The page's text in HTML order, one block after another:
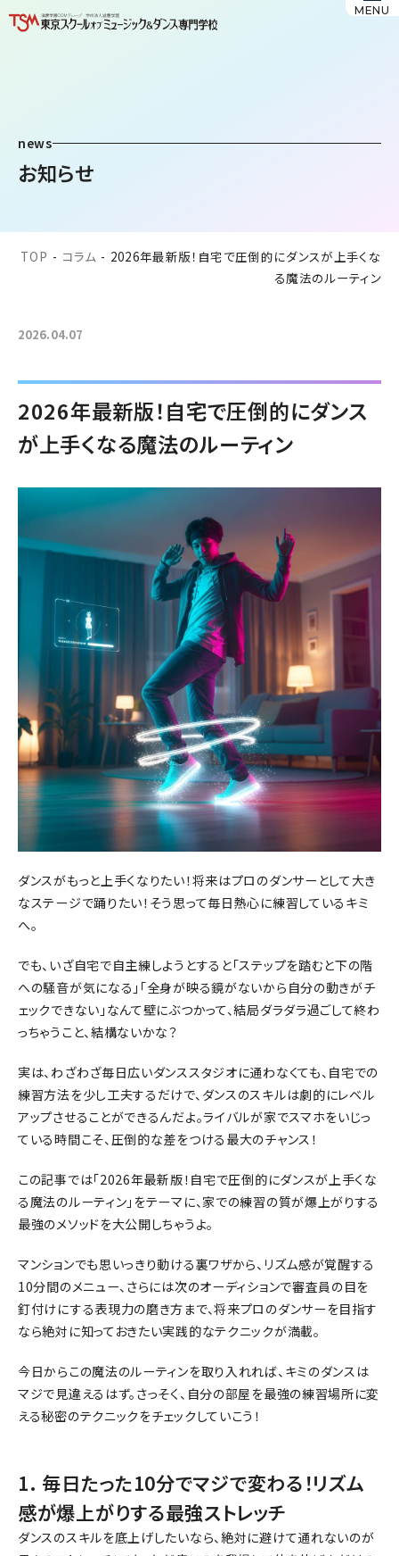
MENU
news
お知らせ
TOP - コラム - 2026年最新版！自宅で圧倒的にダンスが上手くな
る魔法のルーティン
2026.04.07
2026年最新版！自宅で圧倒的にダンス
が上手くなる魔法のルーティン
ダンスがもっと上手くなりたい！将来はプロのダンサーとして大き
なステージで踊りたい！そう思って毎日熱心に練習しているキミ
へ。
でも、いざ自宅で自主練しようとすると「ステップを踏むと下の階
への騒音が気になる」「全身が映る鏡がないから自分の動きがチ
ェックできない」なんて壁にぶつかって、結局ダラダラ過ごして終わ
っちゃうこと、結構ないかな？
実は、わざわざ毎日広いダンススタジオに通わなくても、自宅での
練習方法を少し工夫するだけで、ダンスのスキルは劇的にレベル
アップさせることができるんだよ。ライバルが家でスマホをいじっ
ている時間こそ、圧倒的な差をつける最大のチャンス！
この記事では「2026年最新版！自宅で圧倒的にダンスが上手くな
る魔法のルーティン」をテーマに、家での練習の質が爆上がりする
最強のメソッドを大公開しちゃうよ。
マンションでも思いっきり動ける裏ワザから、リズム感が覚醒する
10分間のメニュー、さらには次のオーディションで審査員の目を
釘付けにする表現力の磨き方まで、将来プロのダンサーを目指す
なら絶対に知っておきたい実践的なテクニックが満載。
今日からこの魔法のルーティンを取り入れれば、キミのダンスは
マジで見違えるはず。さっそく、自分の部屋を最強の練習場所に変
える秘密のテクニックをチェックしていこう！
1. 毎日たった10分でマジで変わる！リズム
感が爆上がりする最強ストレッチ
ダンスのスキルを底上げしたいなら、絶対に避けて通れないのが